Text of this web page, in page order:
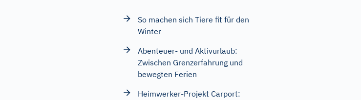
So machen sich Tiere fit für den
Winter
Abenteuer- und Aktivurlaub:
Zwischen Grenzerfahrung und
bewegten Ferien
Heimwerker-Projekt Carport: